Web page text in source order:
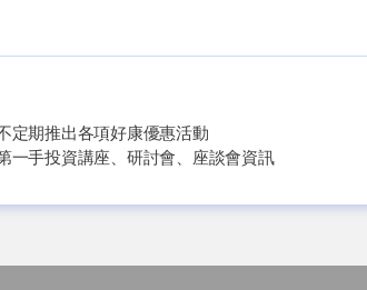
定期推出各項好康優惠活動
一手投資講座、研討會、座談會資訊